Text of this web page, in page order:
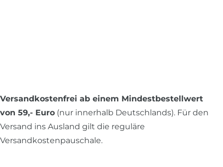
Versandkostenfrei ab einem Mindestbestellwert
von 59,- Euro (nur innerhalb Deutschlands). Für den
Versand ins Ausland gilt die reguläre
Versandkostenpauschale.